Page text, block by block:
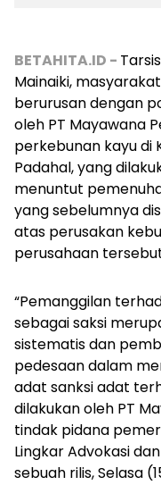
BETAHITA.ID -
Mainaiki,
berurusan dengan
oleh PT Mayawana
perkebunan kayu di
Padahal, yang
menuntut
yang sebelumnya
atas perusakan
perusahaan
“Pemanggilan
sebagai saksi
sistematis dan
pedesaan dalam
adat sanksi adat
dilakukan oleh PT
tindak pidana
Lingkar Advokasi
sebuah rilis, Selasa